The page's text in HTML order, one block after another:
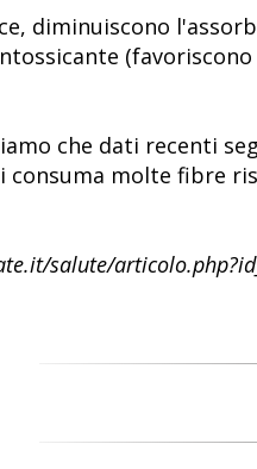
diminuiscono
che dati recenti
molte fibre
salute/